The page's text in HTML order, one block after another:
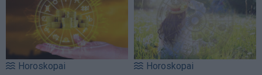
Horoskopai Horoskopai